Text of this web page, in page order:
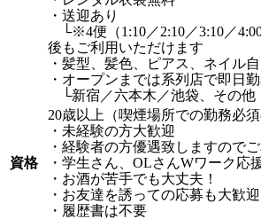
・送迎あり
└※4便（1:10／2:10／3:10／
後もご利用いただけます
・髪型、髪色、ピアス、ネイル
・オープンまでは系列店で即日
└新宿／六本木／池袋、その他
資格
20歳以上（喫煙場所での勤務必須
・未経験の方大歓迎
・経験者の方優遇致しますので
・学生さん、OLさんWワーク応
・お酒が苦手でも大丈夫！
・お友達を誘っての応募も大歓迎
・履歴書は不要